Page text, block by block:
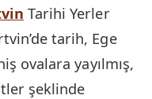
Tarihi Yerler
tarih, Ege
ovalara yayılmış,
şeklinde